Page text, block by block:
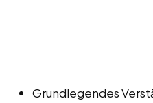
Grundlegendes